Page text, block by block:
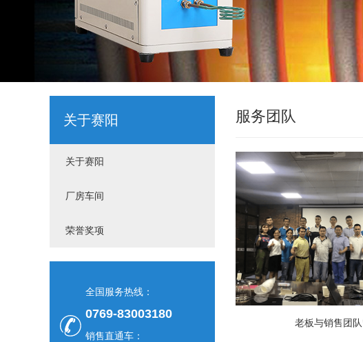
关于赛阳
关于赛阳
厂房车间
荣誉奖项
全国服务热线：
0769-83003180
销售直通车：
服务团队
老板与销售团